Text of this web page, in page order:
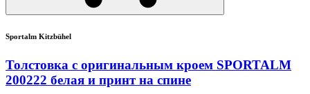
Sportalm Kitzbühel
Толстовка с оригинальным кроем SPORTALM
200222 белая и принт на спине